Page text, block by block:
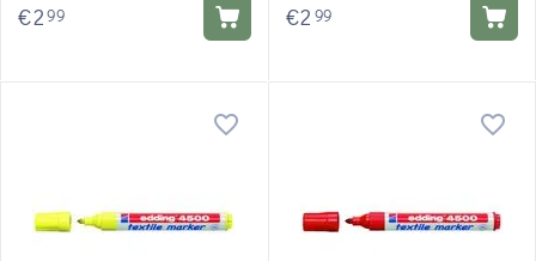
€299
€2 99